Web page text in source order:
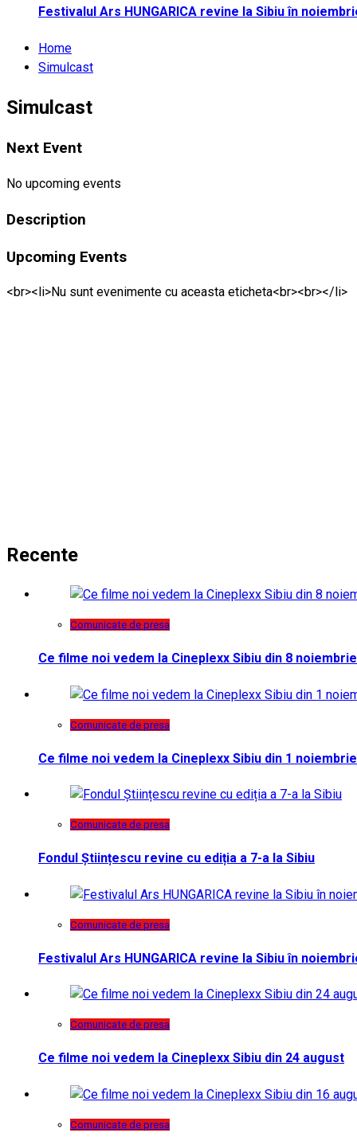
Festivalul Ars HUNGARICA revine la Sibiu în
Home
Simulcast
Simulcast
Next Event
No upcoming events
Description
Upcoming Events
<br><li>Nu sunt evenimente cu aceasta eticheta<br><br></li>
Recente
Comunicate de presa
Ce filme noi vedem la Cineplexx Sibiu din 8 noiembrie
Comunicate de presa
Ce filme noi vedem la Cineplexx Sibiu din 1 noiembrie
Comunicate de presa
Fondul Științescu revine cu ediția a 7-a la Sibiu
Comunicate de presa
Festivalul Ars HUNGARICA revine la Sibiu în
Comunicate de presa
Ce filme noi vedem la Cineplexx Sibiu din 24 august
Comunicate de presa